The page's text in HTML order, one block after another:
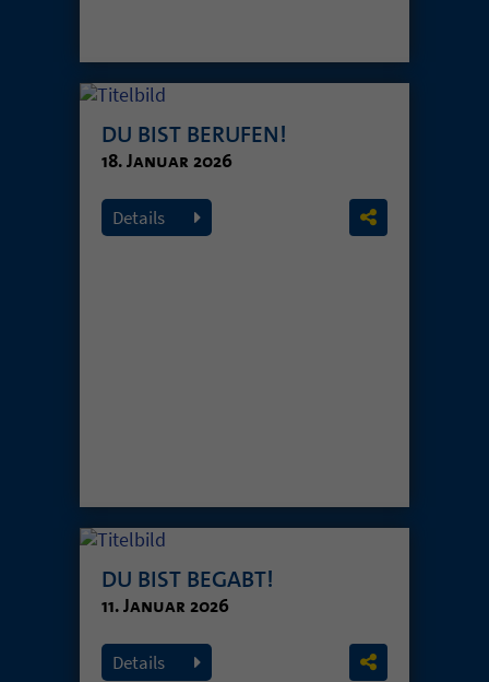
DU BIST BERUFEN!
18. Januar 2026
Details
DU BIST BEGABT!
11. Januar 2026
Details